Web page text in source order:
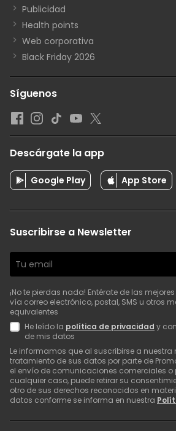
Publicidad
Health points
Web corporativa
Black Friday 2026
Síguenos
Descárgate la app
Google Play App Store
Suscribirse a Newsletter
¡No te pierdas nada! Entérate de las
vía correo electrónico, postal, SMS u otros
equivalentes
He leído la política de privacidad y
de mis datos
Le informamos que al suscribirse a nuestra
tratamiento de sus datos por parte de
el envío de comunicaciones comerciales o
cualquier caso, puede retirar su
otro de sus derechos reconocidos en
datos conforme se informa en nuestra